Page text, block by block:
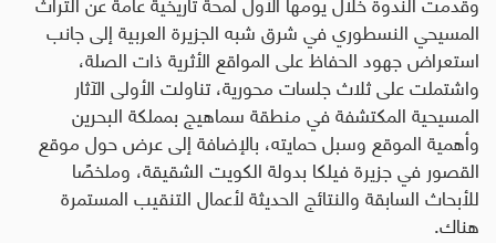
المسيحي النسطوري في شرق شبه الجزيرة العربية إلى جانب
استعراض جهود الحفاظ على المواقع الأثرية ذات الصلة،
واشتملت على ثلاث جلسات محورية، تناولت الأولى الآثار
المسيحية المكتشفة في منطقة سماهيج بمملكة البحرين
وأهمية الموقع وسبل حمايته، بالإضافة إلى عرض حول موقع
القصور في جزيرة فيلكا بدولة الكويت الشقيقة، وملخصًا
للأبحاث السابقة والنتائج الحديثة لأعمال التنقيب المستمرة
هناك.